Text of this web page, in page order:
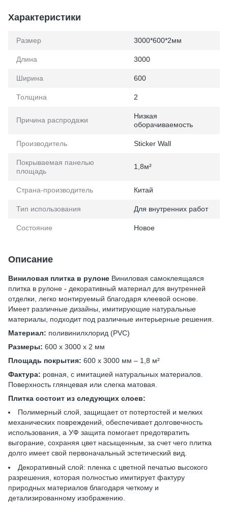
Характеристики
Размер 3000*600*2мм
Длина 3000
Ширина 600
Толщина 2
Причина распродажи
Низкая
оборачиваемость
Производитель Sticker Wall
Покрываемая панелью
площадь
1,8м²
Страна-производитель Китай
Тип использования Для внутренних работ
Состояние Новое
Описание
Виниловая плитка в рулоне Виниловая самоклеящаяся
плитка в рулоне - декоративный материал для внутренней
отделки, легко монтируемый благодаря клеевой основе.
Имеет различные дизайны, имитирующие натуральные
материалы, подходит под различные интерьерные решения.
Материал: поливинилхлорид (PVC)
Размеры: 600 х 3000 х 2 мм
Площадь покрытия: 600 х 3000 мм – 1,8 м²
Фактура: ровная, с имитацией натуральных материалов.
Поверхность глянцевая или слегка матовая.
Плитка состоит из следующих слоев:
Полимерный слой, защищает от потертостей и мелких
механических повреждений, обеспечивает долговечность
использования, а УФ защита помогает предотвратить
выгорание, сохраняя цвет насыщенным, за счет чего плитка
долго имеет свой первоначальный эстетический вид.
Декоративный слой: пленка с цветной печатью высокого
разрешения, которая полностью имитирует фактуру
природных материалов благодаря четкому и
детализированному изображению.